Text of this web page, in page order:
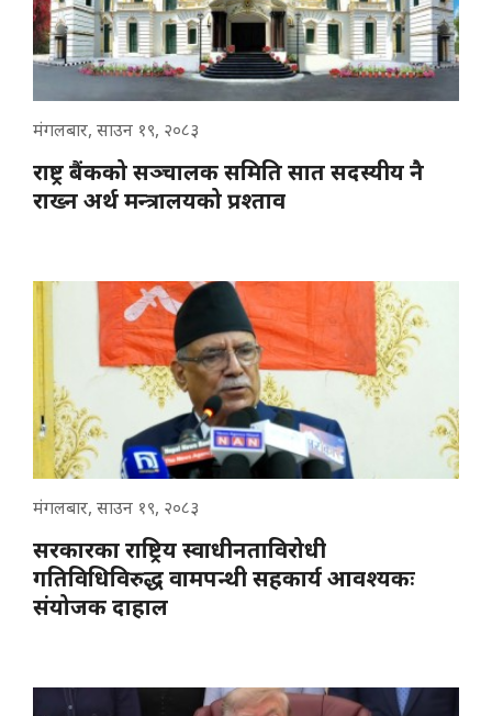
मंगलबार, साउन १९, २०८३
राष्ट्र बैंकको सञ्चालक समिति सात सदस्यीय नै
राख्न अर्थ मन्त्रालयको प्रश्ताव
मंगलबार, साउन १९, २०८३
सरकारका राष्ट्रिय स्वाधीनताविरोधी
गतिविधिविरुद्ध वामपन्थी सहकार्य आवश्यकः
संयोजक दाहाल